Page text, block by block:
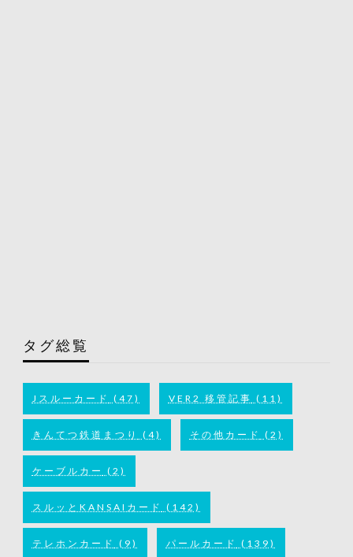
タグ総覧
Jスルーカード (47) VER2 移管記事 (11)
きんてつ鉄道まつり (4) その他カード (2)
ケーブルカー (2)
スルッとKANSAIカード (142)
テレホンカード (9) パールカード (139)